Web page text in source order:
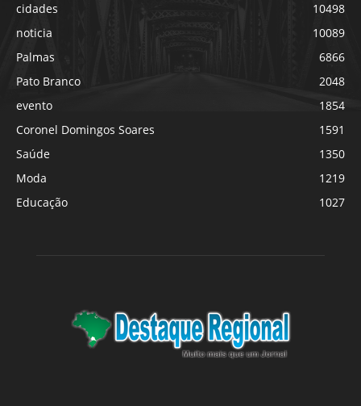
cidades
10498
noticia
10089
Palmas
6866
Pato Branco
2048
evento
1854
Coronel Domingos Soares
1591
Saúde
1350
Moda
1219
Educação
1027